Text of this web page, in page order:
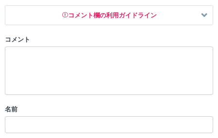
コメント欄の利用ガイドライン
以下の書き込みを禁止とし、場合によってはコメント削除や書き込み制
・一度削除された投稿を再び投稿すること
・アカウントの売買など金銭が絡む内容の投稿
コメント
名前